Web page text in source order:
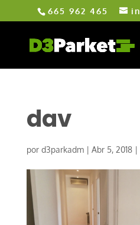
665 962 465
dav
por d3parkadm| Abr 5, 2018|